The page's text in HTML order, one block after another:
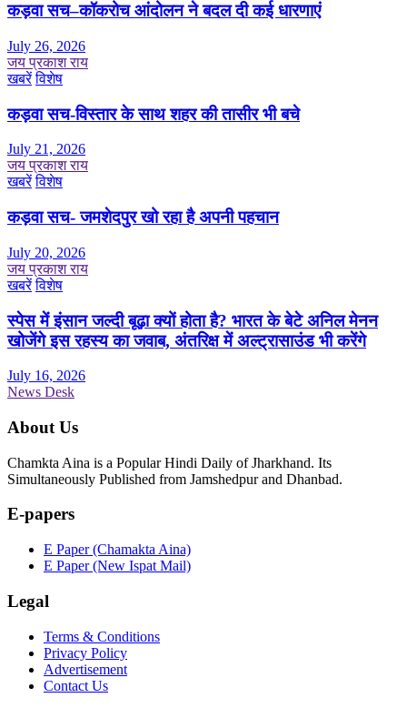
कड़वा सच–कॉकरोच आंदोलन ने बदल दी कई धारणाएं
July 26, 2026
जय प्रकाश राय
खबरें विशेष
कड़वा सच-विस्तार के साथ शहर की तासीर भी बचे
July 21, 2026
जय प्रकाश राय
खबरें विशेष
कड़वा सच- जमशेदपुर खो रहा है अपनी पहचान
July 20, 2026
जय प्रकाश राय
खबरें विशेष
स्पेस में इंसान जल्दी बूढ़ा क्यों होता है? भारत के बेटे अनिल मेनन
खोजेंगे इस रहस्य का जवाब, अंतरिक्ष में अल्ट्रासाउंड भी करेंगे
July 16, 2026
News Desk
About Us
Chamkta Aina is a Popular Hindi Daily of Jharkhand. Its
Simultaneously Published from Jamshedpur and Dhanbad.
E-papers
E Paper (Chamakta Aina)
E Paper (New Ispat Mail)
Legal
Terms & Conditions
Privacy Policy
Advertisement
Contact Us